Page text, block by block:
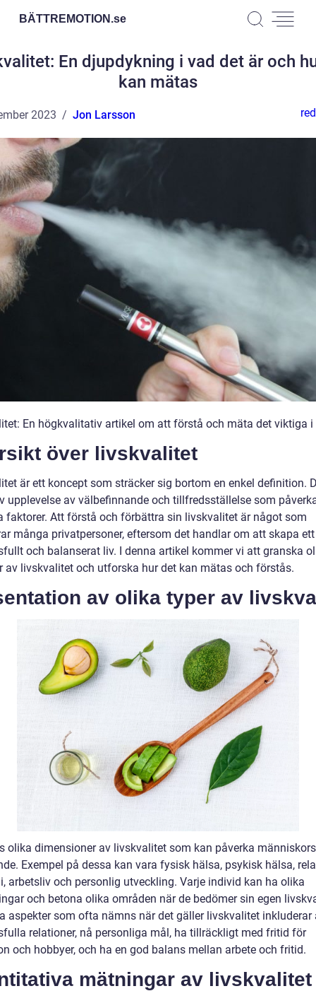
BÄTTREMOTION.se
En djupdykning i vad det är och
kan mätas
2023 Jon Larsson
En högkvalitativ artikel om att förstå och mäta det viktiga i
över livskvalitet
är ett koncept som sträcker sig bortom en enkel definition.
upplevelse av välbefinnande och tillfredsställelse som
faktorer. Att förstå och förbättra sin livskvalitet är något som
många privatpersoner, eftersom det handlar om att skapa ett
och balanserat liv. I denna artikel kommer vi att granska
av livskvalitet och utforska hur det kan mätas och förstås.
av olika typer av
olika dimensioner av livskvalitet som kan påverka människors
Exempel på dessa kan vara fysisk hälsa, psykisk hälsa,
arbetsliv och personlig utveckling. Varje individ kan ha olika
och betona olika områden när de bedömer sin egen
aspekter som ofta nämns när det gäller livskvalitet inkluderar
relationer, nå personliga mål, ha tillräckligt med fritid för
och hobbyer, och ha en god balans mellan arbete och fritid.
mätningar av livskvalitet